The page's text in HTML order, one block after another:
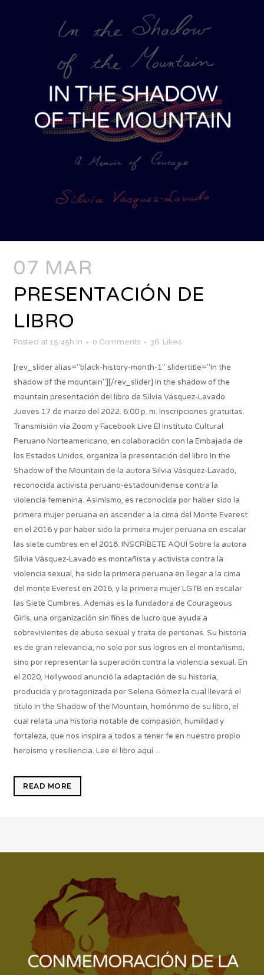
07 MAR
PRESENTACIÓN DE
LIBRO
Posted at 15:45h in 0 Comments 36 Likes
[rev_slider alias="black-history-month-1" slidertitle="In the
shadow of the mountain"][/rev_slider] In the shadow of the
mountain presentación del libro de Silvia Vásquez-Lavado
Jueves 17 de marzo del 2022. 6:00 p. m. Inscripciones gratuitas.
Transmisión vía Zoom y Facebook Live El Instituto Cultural
Peruano Norteamericano, en colaboración con la Embajada de
los Estados Unidos, organiza la presentación del libro In the
Shadow of the Mountain de la autora Silvia Vásquez-Lavado,
reconocida activista peruano-estadounidense contra la
violencia femenina. Asimismo, es reconocida por haber sido la
primera mujer peruana en ascender a la cima del Monte Everest
en el 2016 y por haber sido la primera mujer peruana en escalar
las siete cumbres en el 2018. INSCRÍBETE AQUÍ Sobre la autora
Silvia Vásquez-Lavado es montañista y activista contra la
violencia sexual, ha sido la primera peruana en llegar a la cima
del monte Everest en 2016, y la primera mujer LGTB en escalar
las Siete Cumbres. Además es la fundadora de Courageous
Girls, una organización sin fines de lucro que ayuda a
sobrevivientes de abuso sexual y trata de personas. Su historia
es de gran relevancia, no solo por sus logros en el montañismo,
sino por representar la superación contra la violencia sexual. En
el 2020, Hollywood anunció la adaptación de su historia,
producida y protagonizada por Selena Gómez la cual llevará el
título In the Shadow of the Mountain, homónimo de su libro, el
cual relata una historia notable de compasión, humildad y
fortaleza, que nos inspira a todos a tener fe en nuestro propio
heroísmo y resiliencia. Lee el libro aquí ...
READ MORE